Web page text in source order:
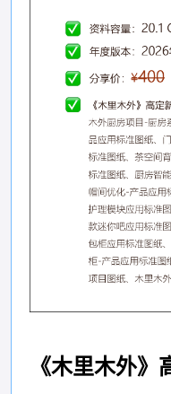
《木里木外